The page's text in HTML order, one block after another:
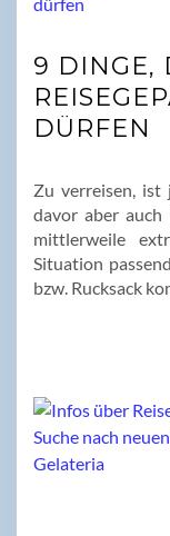
9 DINGE,
DÜRFEN
Zu verreisen, ist
davor aber auch
mittlerweile
Situation
bzw. Rucksack